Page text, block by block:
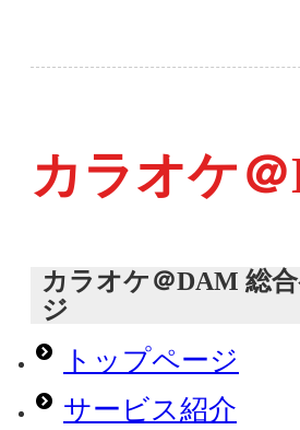
カラオケ
カラオケ＠DAM 総
ジ
トップページ
サービス紹介